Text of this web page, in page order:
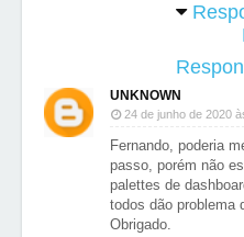
UNKNOWN
24 de junho de 2020
Fernando, poderia
passo, porém não
palettes de
todos dão problema
Obrigado.